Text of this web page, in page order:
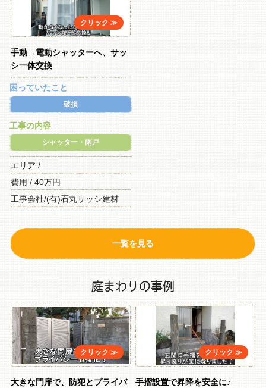
手動→電動シャッターへ、サッ
シ一体交換
困っていたこと
破損
工事の内容
シャッター・雨戸
エリア /
費用 / 40万円
工事会社/(有)石丸サッシ建材
一覧を見る
庭まわりの事例
大きな門扉で、防犯とプライバ
手摺設置で昇降を安全に♪